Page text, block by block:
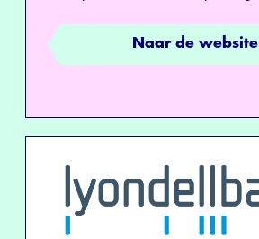
Naar de website